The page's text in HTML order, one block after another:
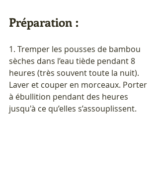
Préparation :
1. Tremper les pousses de bambou
sèches dans l’eau tiède pendant 8
heures (très souvent toute la nuit).
Laver et couper en morceaux. Porter
à ébullition pendant des heures
jusqu'à ce qu’elles s’assouplissent.